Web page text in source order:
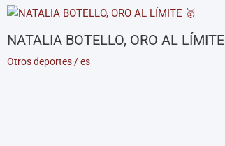
NATALIA BOTELLO, ORO AL LÍMITE
Otros deportes/es